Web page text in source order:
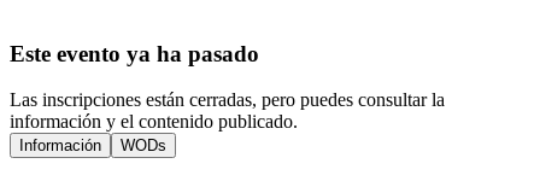
Este evento ya ha pasado
Las inscripciones están cerradas, pero puedes consultar la
información y el contenido publicado.
Información WODs